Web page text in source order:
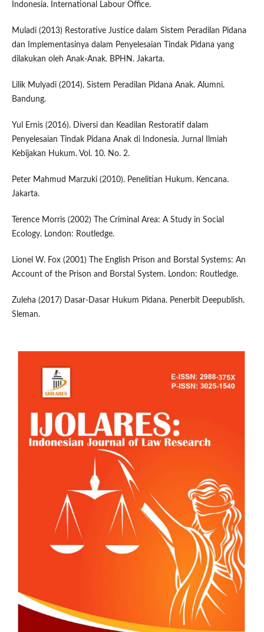
Indonesia. International Labour Office.
Muladi (2013) Restorative Justice dalam Sistem Peradilan Pidana
dan Implementasinya dalam Penyelesaian Tindak Pidana yang
dilakukan oleh Anak-Anak. BPHN. Jakarta.
Lilik Mulyadi (2014). Sistem Peradilan Pidana Anak. Alumni.
Bandung.
Yul Ernis (2016). Diversi dan Keadilan Restoratif dalam
Penyelesaian Tindak Pidana Anak di Indonesia. Jurnal Ilmiah
Kebijakan Hukum. Vol. 10. No. 2.
Peter Mahmud Marzuki (2010). Penelitian Hukum. Kencana.
Jakarta.
Terence Morris (2002) The Criminal Area: A Study in Social
Ecology. London: Routledge.
Lionel W. Fox (2001) The English Prison and Borstal Systems: An
Account of the Prison and Borstal System. London: Routledge.
Zuleha (2017) Dasar-Dasar Hukum Pidana. Penerbit Deepublish.
Sleman.